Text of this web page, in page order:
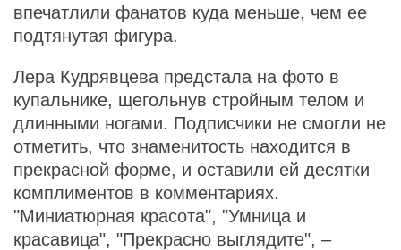
впечатлили фанатов куда меньше, чем ее
подтянутая фигура.
Лера Кудрявцева предстала на фото в
купальнике, щегольнув стройным телом и
длинными ногами. Подписчики не смогли не
отметить, что знаменитость находится в
прекрасной форме, и оставили ей десятки
комплиментов в комментариях.
"Миниатюрная красота", "Умница и
красавица", "Прекрасно выглядите", –